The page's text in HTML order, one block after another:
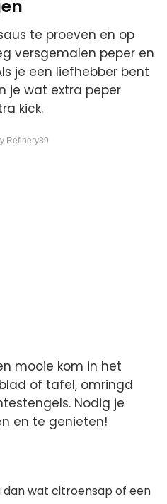
te proeven en op
versgemalen peper en
je een liefhebber bent
je wat extra peper
kick.
Refinery89
mooie kom in het
of tafel, omringd
Nodig je
en te genieten!
dan wat citroensap of een